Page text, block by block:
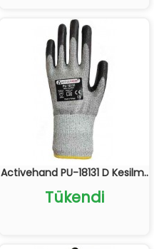
Activehand PU-18131 D Kesilm..
Tükendi